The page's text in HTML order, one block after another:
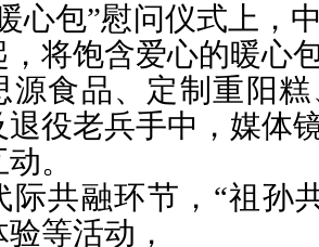
心包”慰问仪式上，
将饱含爱心的暖心
源食品、定制重阳
退役老兵手中，媒体
。
际共融环节，“祖孙
等活动，